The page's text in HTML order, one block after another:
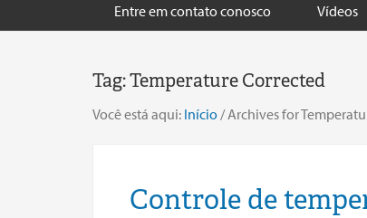
Entre em contato conosco Vídeos
Tag:Temperature Corrected
Você está aqui: Início /Archives for
Controle de